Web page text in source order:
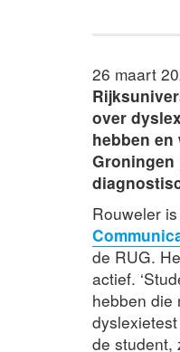
26 maart
over
hebben
Groningen
Rouweler
de RUG.
actief.
hebben die
de student,